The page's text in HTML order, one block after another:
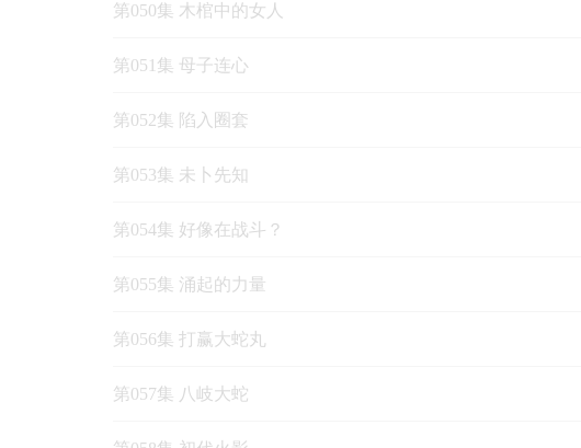
第050集 木棺中的女人
第051集 母子连心
第052集 陷入圈套
第053集 未卜先知
第054集 好像在战斗？
第055集 涌起的力量
第056集 打赢大蛇丸
第057集 八岐大蛇